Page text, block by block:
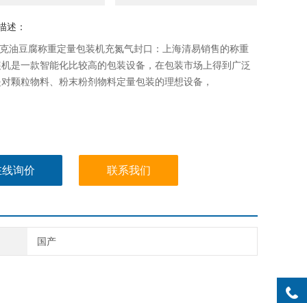
述：
油豆腐称重定量包装机充氮气封口：上海清易销售的称重
是一款智能化比较高的包装设备，在包装市场上得到广泛
颗粒物料、粉末粉剂物料定量包装的理想设备，
询价 联系我们
国产